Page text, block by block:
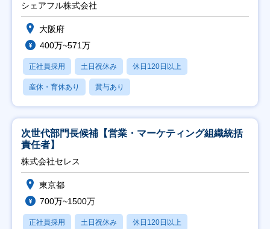
シェアフル株式会社
大阪府
400万~571万
正社員採用 土日祝休み 休日120日以上
産休・育休あり 賞与あり
次世代部門長候補【営業・マーケティング組織統括
責任者】
株式会社セレス
東京都
700万~1500万
正社員採用 土日祝休み 休日120日以上